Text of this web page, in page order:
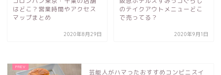
はどこ？営業時間やアクセス
マップまとめ
2020年8月29日
のテイクアウトメニューどこ
で売ってる？
2020年9月1日
芸能人がハマったおすすめコンビニスイ